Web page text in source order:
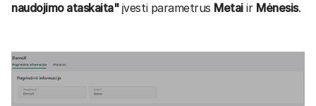
naudojimo ataskaita"įvesti parametrus Metaiir Mėnesis.